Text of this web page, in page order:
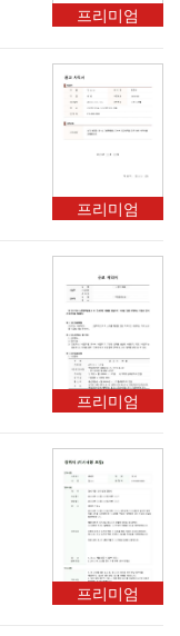
프리미엄
프리미엄
프리미엄
프리미엄